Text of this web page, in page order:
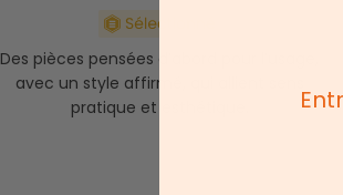
Des pièces pensées d’abord pour l’usage,
avec un style affirmé, qui allient sens
pratique et esthétique.